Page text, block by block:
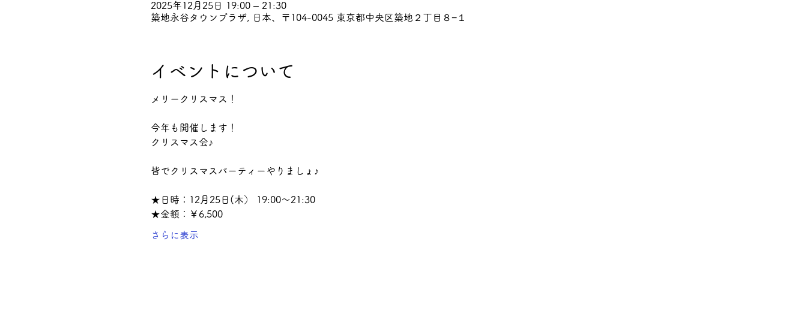
2025年12月25日 19:00 – 21:30
築地永谷タウンプラザ, 日本、〒104-0045 東京都中央区築地２丁目８−１
イベントについて
メリークリスマス！
今年も開催します！
クリスマス会♪
皆でクリスマスパーティーやりましょ♪
★日時：12月25日(木） 19:00～21:30
★金額：￥6,500
さらに表示